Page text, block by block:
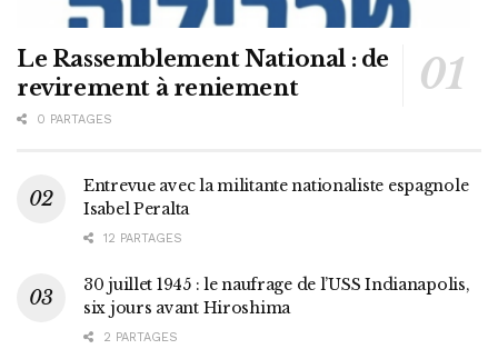
Le Rassemblement National : de
revirement à reniement
0 PARTAGES
Entrevue avec la militante nationaliste espagnole
Isabel Peralta
12 PARTAGES
30 juillet 1945 : le naufrage de l’USS Indianapolis,
six jours avant Hiroshima
2 PARTAGES